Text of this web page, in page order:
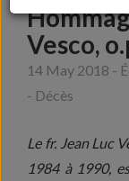
Vesco,
14 May 2018 -
- Décès
Le fr. Jean Luc
1984 à 1990,